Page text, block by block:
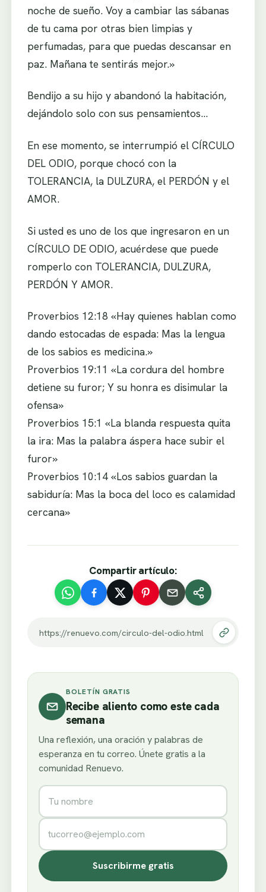
noche de sueño. Voy a cambiar las sábanas
de tu cama por otras bien limpias y
perfumadas, para que puedas descansar en
paz. Mañana te sentirás mejor.»
Bendijo a su hijo y abandonó la habitación,
dejándolo solo con sus pensamientos…
En ese momento, se interrumpió el CÍRCULO
DEL ODIO, porque chocó con la
TOLERANCIA, la DULZURA, el PERDÓN y el
AMOR.
Si usted es uno de los que ingresaron en un
CÍRCULO DE ODIO, acuérdese que puede
romperlo con TOLERANCIA, DULZURA,
PERDÓN Y AMOR.
Proverbios 12:18 «Hay quienes hablan como
dando estocadas de espada: Mas la lengua
de los sabios es medicina.»
Proverbios 19:11 «La cordura del hombre
detiene su furor; Y su honra es disimular la
ofensa»
Proverbios 15:1 «La blanda respuesta quita
la ira: Mas la palabra áspera hace subir el
furor»
Proverbios 10:14 «Los sabios guardan la
sabiduría: Mas la boca del loco es calamidad
cercana»
Compartir artículo:
https://renuevo.com/circulo-del-odio.html
BOLETÍN GRATIS
Recibe aliento como este cada
semana
Una reflexión, una oración y palabras de
esperanza en tu correo. Únete gratis a la
comunidad Renuevo.
Nombre
Correo electrónico
Suscribirme gratis